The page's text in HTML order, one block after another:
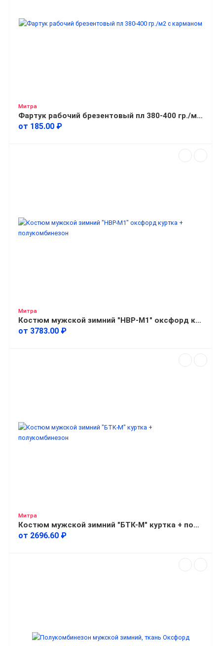
Митра
Фартук рабочий брезентовый пл 380-400 гр./м2 с карманом
от 185.00 ₽
Митра
Костюм мужской зимний "НВР-М1" оксфорд куртка + полукомбинезон
от 3783.00 ₽
Митра
Костюм мужской зимний "БТК-М" куртка + полукомбинезон
от 2696.60 ₽